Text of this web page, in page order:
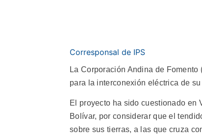
Corresponsal de IPS
La Corporación Andina de
para la interconexión eléctrica de
El proyecto ha sido cuestionado en
Bolívar, por considerar que el
sobre sus tierras, a las que cruza